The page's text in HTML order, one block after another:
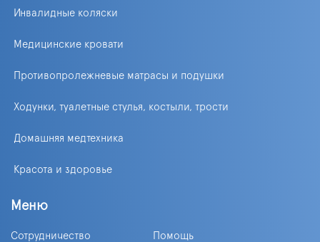
Инвалидные коляски
Медицинские кровати
Противопролежневые матрасы и подушки
Ходунки, туалетные стулья, костыли, трости
Домашняя медтехника
Красота и здоровье
Меню
Сотрудничество Помощь